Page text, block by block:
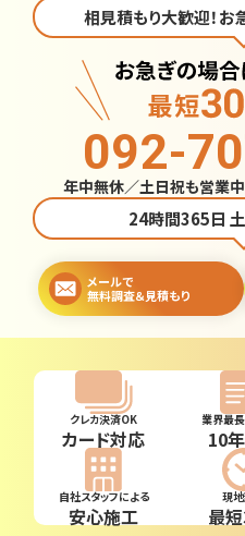
相見積もり大歓迎！お
092-
年中無休／土日祝も営業
24時間365日
メールで
無料調査＆見積もり
クレカ決済OK
カード対応
業界最
10
自社スタッフによる
安心施工
現
最